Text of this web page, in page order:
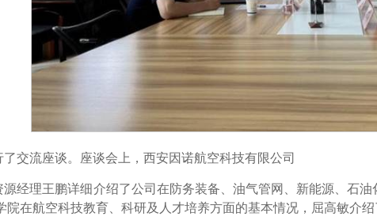
交流座谈。座谈会上，西安因诺航空科技有限公司
经理王鹏详细介绍了公司在防务装备、油气管网、新能源、石
院在航空科技教育、科研及人才培养方面的基本情况，屈高敏介